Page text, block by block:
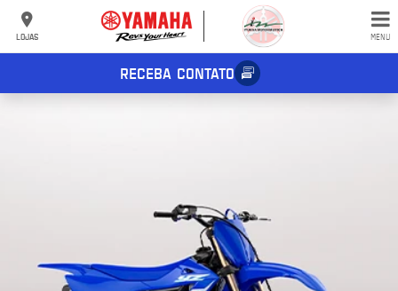
LOJAS MENU
RECEBA CONTATO